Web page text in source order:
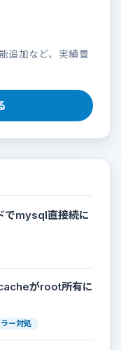
追加など、実績豊
でmysql直接続に
がroot所有に
ー対処